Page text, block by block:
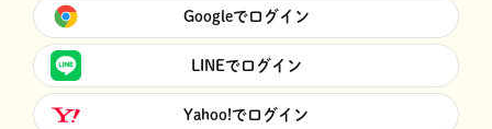
Googleでログイン
LINEでログイン
Yahoo!でログイン